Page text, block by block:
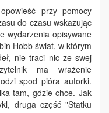
przy pomocy
do czasu wskazując
wydarzenia opisywane
Hobb świat, w którym
nie traci nic ze swej
ma wrażenie
spod pióra autorki.
tam, gdzie chce. Jak
druga część "Statku